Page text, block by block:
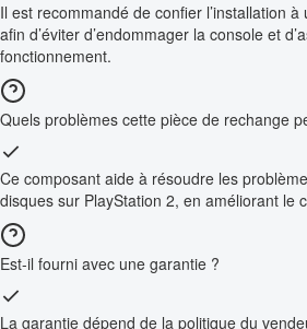
Il est recommandé de confier l’installation
afin d’éviter d’endommager la console et
fonctionnement.
Quels problèmes cette pièce de rechange
Ce composant aide à résoudre les
disques sur PlayStation 2, en améliorant le
Est-il fourni avec une garantie ?
La garantie dépend de la politique du